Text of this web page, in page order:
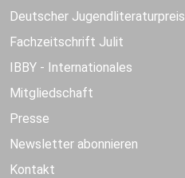
Deutscher Jugendliteraturpreis
Fachzeitschrift Julit
IBBY - Internationales
Mitgliedschaft
Presse
Newsletter abonnieren
Kontakt